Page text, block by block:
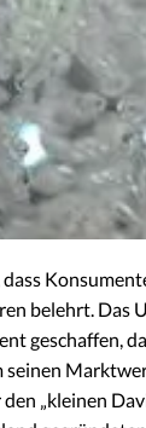
belehrt. Das
geschaffen,
seinen
„kleinen